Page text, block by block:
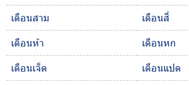
เดือนสาม
เดือนสี่
เดือนห้า
เดือนหก
เดือนเจ็ด
เดือนแปด